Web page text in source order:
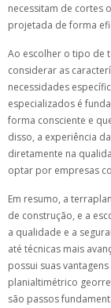
necessitam de cortes
projetada de forma
Ao escolher o tipo de
considerar as
necessidades
especializados é
forma consciente e
disso, a experiência
diretamente na
optar por empresas
Em resumo, a
de construção, e a
a qualidade e a
até técnicas mais
possui suas
planialtimétrico
são passos